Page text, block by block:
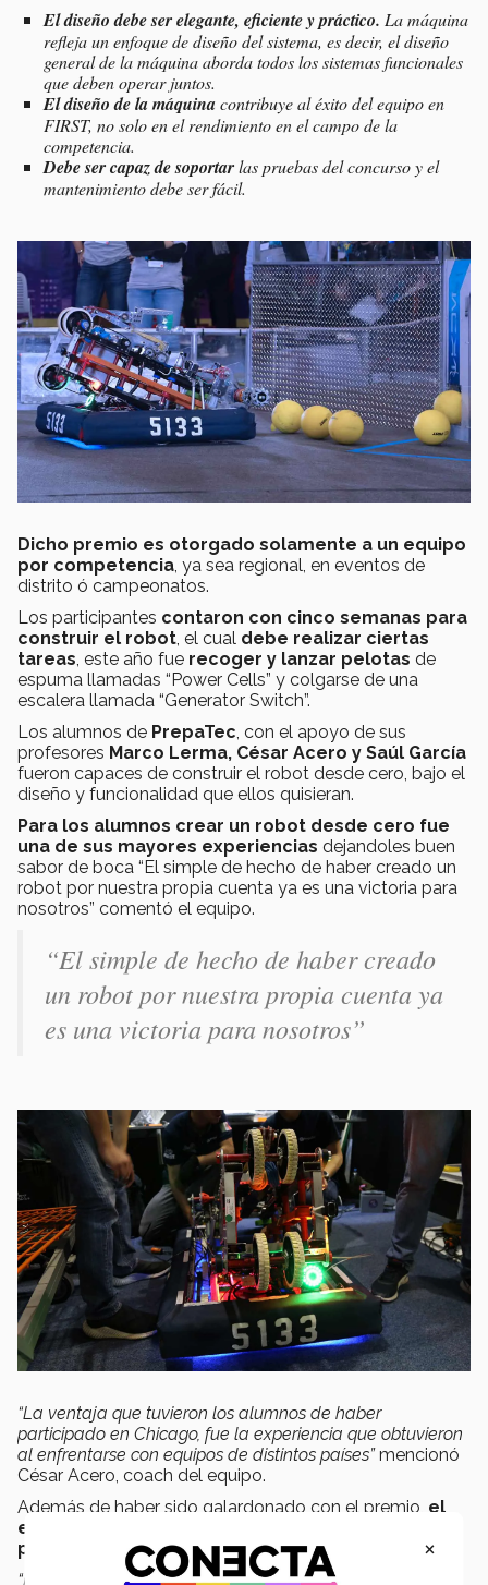
El diseño debe ser elegante, eficiente y práctico. La máquina
refleja un enfoque de diseño del sistema, es decir, el diseño
general de la máquina aborda todos los sistemas funcionales
que deben operar juntos.
El diseño de la máquinacontribuye al éxito del equipo en
FIRST, no solo en el rendimiento en el campo de la
competencia.
Debe ser capaz de soportarlas pruebas del concurso y el
mantenimiento debe ser fácil.
Dicho premio es otorgado solamente a un equipo
por competencia , ya sea regional, en eventos de
distrito ó campeonatos.
Los participantes contaron con cinco semanas para
construir el robot , el cual debe realizar ciertas
tareas , este año fue recoger y lanzar pelotas de
espuma llamadas “Power Cells” y colgarse de una
escalera llamada “Generator Switch”.
Los alumnos de PrepaTec , con el apoyo de sus
profesores Marco Lerma, César Acero y Saúl García
fueron capaces de construir el robot desde cero, bajo el
diseño y funcionalidad que ellos quisieran.
Para los alumnos crear un robot desde cero fue
una de sus mayores experiencias dejandoles buen
sabor de boca “El simple de hecho de haber creado un
robot por nuestra propia cuenta ya es una victoria para
nosotros” comentó el equipo.
“El simple de hecho de haber creado
un robot por nuestra propia cuenta ya
es una victoria para nosotros”
“La ventaja que tuvieron los alumnos de haber
participado en Chicago, fue la experiencia que obtuvieron
al enfrentarse con equipos de distintos países”mencionó
César Acero, coach del equipo.
Además de haber sido galardonado con el premio, el
equipo fue ranqueado como el 27° mejor equipo
presente en la competencia.
“El equipo de Blue Steel demostró que el robot hecho por
×